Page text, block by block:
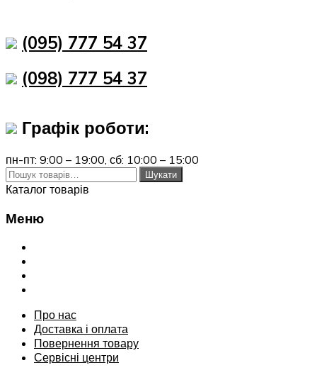
(095) 777 54 37
(098) 777 54 37
Графік роботи:
пн-пт: 9:00 – 19:00, сб: 10:00 – 15:00
Шукати:
Шукати
Каталог товарів
Меню
Переглянути
Про нас
Доставка і оплата
Повернення товару
Сервісні центри